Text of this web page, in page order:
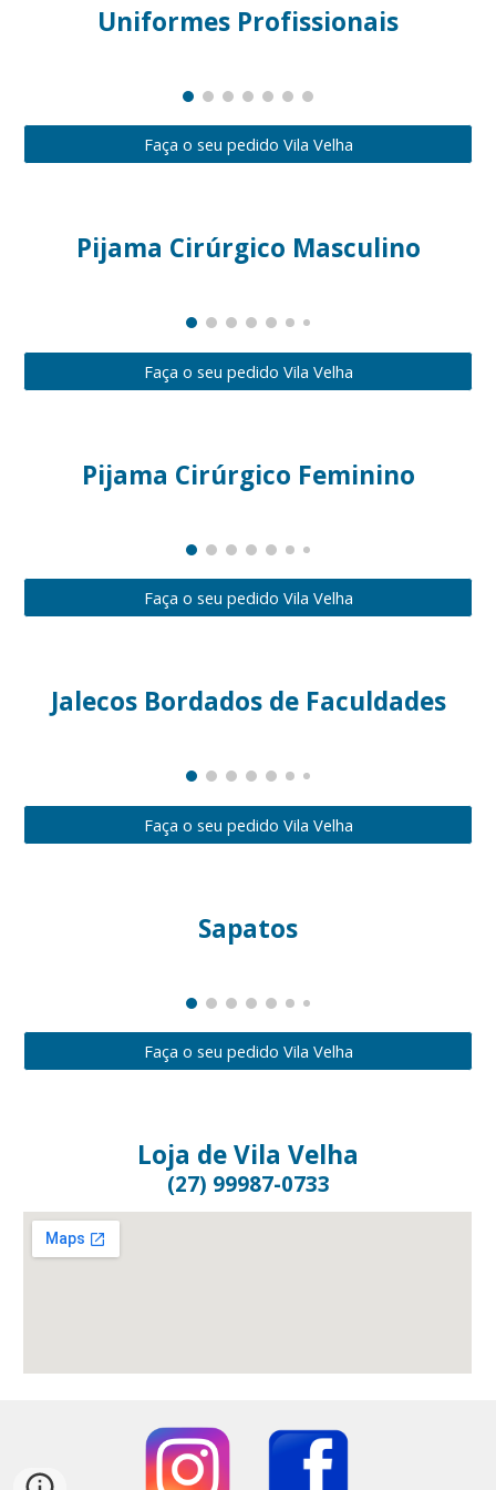
Uniformes Profissionais
Faça o seu pedido Vila Velha
Pijama Cirúrgico Masculino
Faça o seu pedido Vila Velha
Pijama Cirúrgico Feminino
Faça o seu pedido Vila Velha
Jalecos Bordados de Faculdades
Faça o seu pedido Vila Velha
Sapatos
Faça o seu pedido Vila Velha
Loja de Vila Velha
(27) 99987-0733